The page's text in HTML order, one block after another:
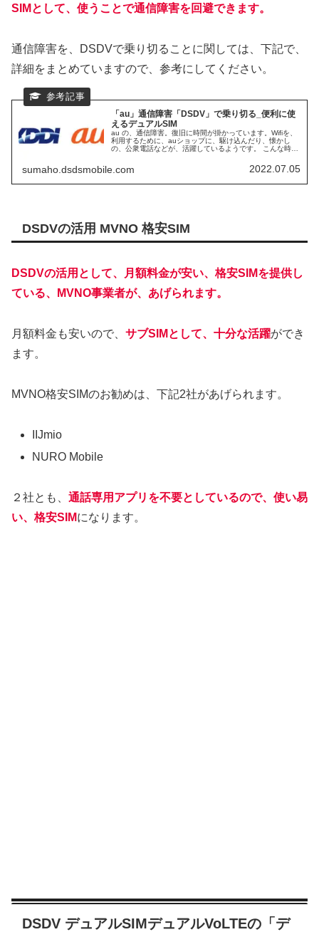
SIMとして、使うことで通信障害を回避できます。
通信障害を、DSDVで乗り切ることに関しては、下記で、
詳細をまとめていますので、参考にしてください。
「au」通信障害「DSDV」で乗り切る_便利に使
えるデュアルSIM
au の、通信障害。復旧に時間が掛かっています。Wifiを、
利用するために、auショップに、駆け込んだり、懐かし
の、公衆電話などが、活躍しているようです。 こんな時、
を、使うことができるので、今回の様に、au網に、障害が
おきたら、もう一方のSIMで、データー通信が出来ます。
sumaho.dsdsmobile.com 2022.07.05
DSDVの活用 MVNO 格安SIM
DSDVの活用として、月額料金が安い、格安SIMを提供し
ている、MVNO事業者が、あげられます。
月額料金も安いので、 サブSIMとして、十分な活躍ができ
ます。
MVNO格安SIMのお勧めは、下記2社があげられます。
IIJmio
NURO Mobile
２社とも、 通話専用アプリを不要としているので、使い易
い、格安SIMになります。
DSDV デュアルSIMデュアルVoLTEの「デ